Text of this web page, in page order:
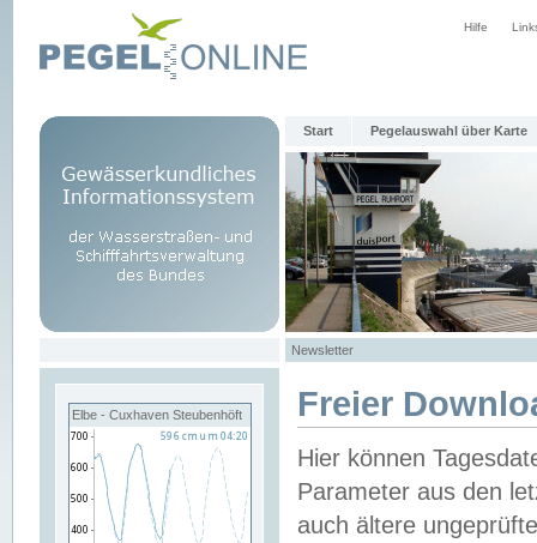
Hilfe
Start Pegelauswahl über Karte
Newsletter
Elbe - Cuxhaven Steubenhöft Freier
Hier können
Parameter aus den
auch ältere